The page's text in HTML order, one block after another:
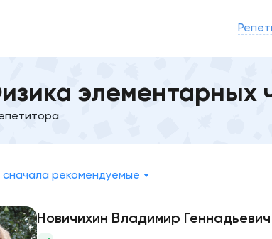
элементарных
сначала рекомендуемые
Новичихин Владимир Геннадьевич